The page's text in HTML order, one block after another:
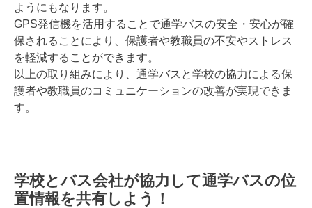
ようにもなります。
GPS発信機を活用することで通学バスの安全・安心が確
保されることにより、保護者や教職員の不安やストレス
を軽減することができます。
以上の取り組みにより、通学バスと学校の協力による保
護者や教職員のコミュニケーションの改善が実現できま
す。
学校とバス会社が協力して通学バスの位
置情報を共有しよう！